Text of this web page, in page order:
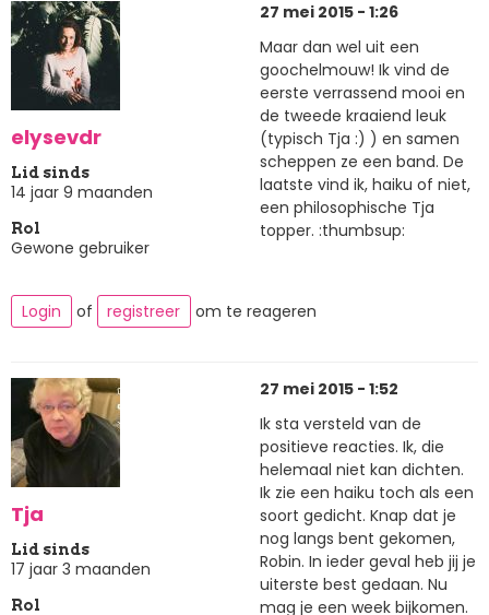
elysevdr
Lid sinds
14 jaar 9 maanden
Rol
Gewone gebruiker
27 mei 2015 - 1:26
Maar dan wel uit een
goochelmouw! Ik vind de
eerste verrassend mooi en
de tweede kraaiend leuk
(typisch Tja :) ) en samen
scheppen ze een band. De
laatste vind ik, haiku of niet,
een philosophische Tja
topper. :thumbsup:
Login of registreer om te reageren
Tja
Lid sinds
17 jaar 3 maanden
Rol
27 mei 2015 - 1:52
Ik sta versteld van de
positieve reacties. Ik, die
helemaal niet kan dichten.
Ik zie een haiku toch als een
soort gedicht. Knap dat je
nog langs bent gekomen,
Robin. In ieder geval heb jij je
uiterste best gedaan. Nu
mag je een week bijkomen.